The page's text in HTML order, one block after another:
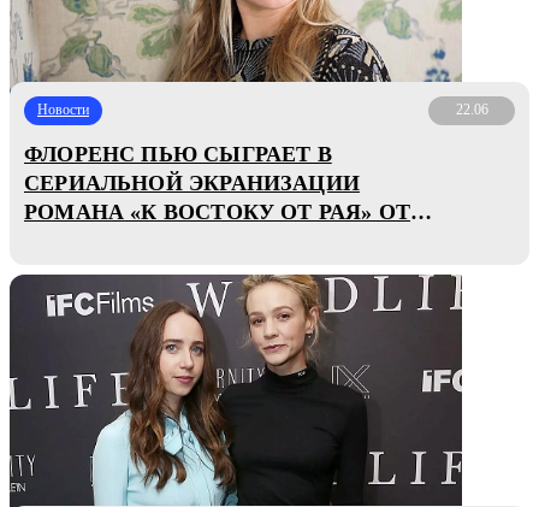
Новости 22.06
ФЛОРЕНС ПЬЮ СЫГРАЕТ В
СЕРИАЛЬНОЙ ЭКРАНИЗАЦИИ
РОМАНА «К ВОСТОКУ ОТ РАЯ» ОТ